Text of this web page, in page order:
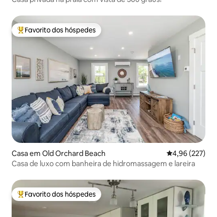
Favoritos dos hóspedes mais apreciados
Favorito dos hóspedes
Casa em Old Orchard Beach Classificação
4,96 (227)
Casa de luxo com banheira de hidromassagem e lareira
Favoritos dos hóspedes mais apreciados
Favorito dos hóspedes